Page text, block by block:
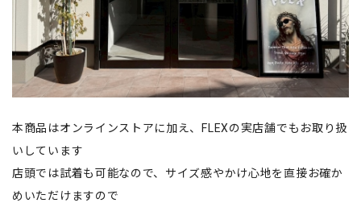
本商品はオンラインストアに加え、FLEXの実店舗でもお取り扱
いしています
店頭では試着も可能なので、サイズ感やかけ心地を直接お確か
めいただけますので